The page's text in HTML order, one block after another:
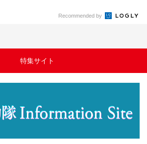
Recommended by
特集サイト